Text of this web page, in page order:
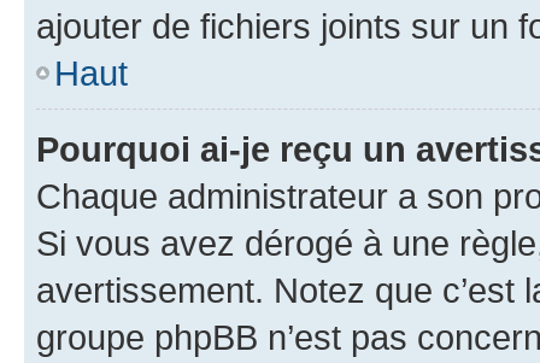
ajouter de fichiers joints sur un
Haut
Pourquoi ai-je reçu un
Chaque administrateur a son
Si vous avez dérogé à une
avertissement. Notez que c’est
groupe phpBB n’est pas